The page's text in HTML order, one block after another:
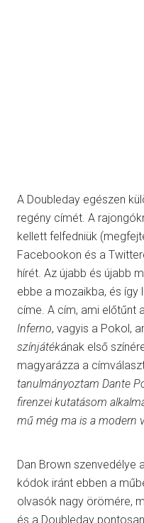
A Doubleday egészen
regény címét. A
kellett felfedniük
Facebookon és a
hírét. Az újabb és újabb
ebbe a mozaikba, és így
címe. A cím, ami előtűnt
Inferno, vagyis a Pokol,
színjátékának első
magyarázza a
tanulmányoztam Dante
firenzei kutatásom
mű még ma is a modern
Dan Brown szenvedélye
kódok iránt ebben a
olvasók nagy örömére,
és a Doubleday